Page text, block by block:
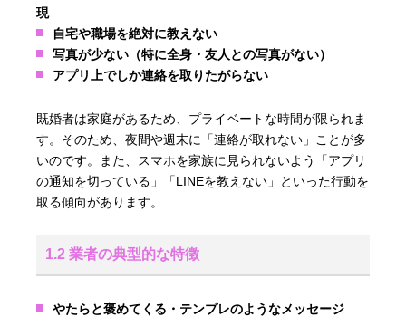
現
自宅や職場を絶対に教えない
写真が少ない（特に全身・友人との写真がない）
アプリ上でしか連絡を取りたがらない
既婚者は家庭があるため、プライベートな時間が限られま
す。そのため、夜間や週末に「連絡が取れない」ことが多
いのです。また、スマホを家族に見られないよう「アプリ
の通知を切っている」「LINEを教えない」といった行動を
取る傾向があります。
1.2 業者の典型的な特徴
やたらと褒めてくる・テンプレのようなメッセージ